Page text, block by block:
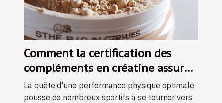
Comment la certification des
compléments en créatine assure-
t-elle la qualité?
La quête d'une performance physique optimale
pousse de nombreux sportifs à se tourner vers